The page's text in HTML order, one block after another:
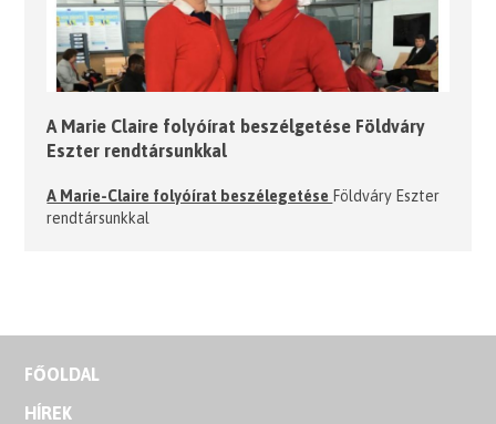
A Marie Claire folyóírat beszélgetése Földváry
Eszter rendtársunkkal
A Marie-Claire folyóírat beszélegetése Földváry Eszter
rendtársunkkal
FŐOLDAL
HÍREK